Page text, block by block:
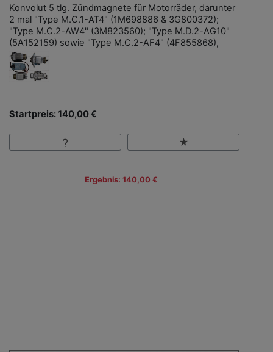
Konvolut 5 tlg. Zündmagnete für Motorräder, darunter
2 mal "Type M.C.1-AT4" (1M698886 & 3G800372);
"Type M.C.2-AW4" (3M823560); "Type M.D.2-AG10"
(5A152159) sowie "Type M.C.2-AF4" (4F855868),
Startpreis: 140,00 €
Ergebnis: 140,00 €